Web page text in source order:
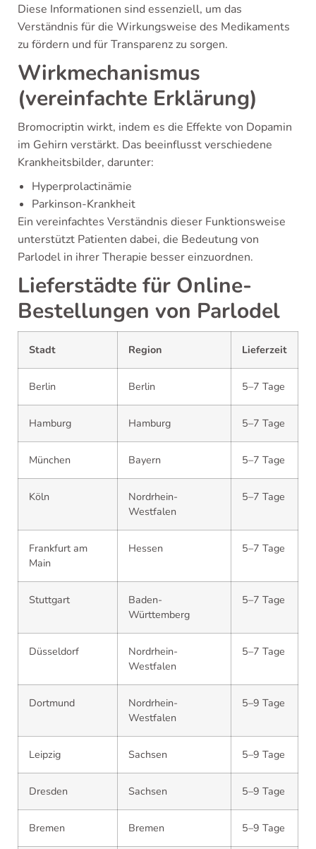
Diese Informationen sind essenziell, um das
Verständnis für die Wirkungsweise des Medikaments
zu fördern und für Transparenz zu sorgen.
Wirkmechanismus
(vereinfachte Erklärung)
Bromocriptin wirkt, indem es die Effekte von Dopamin
im Gehirn verstärkt. Das beeinflusst verschiedene
Krankheitsbilder, darunter:
Hyperprolactinämie
Parkinson-Krankheit
Ein vereinfachtes Verständnis dieser Funktionsweise
unterstützt Patienten dabei, die Bedeutung von
Parlodel in ihrer Therapie besser einzuordnen.
Lieferstädte für Online-
Bestellungen von Parlodel
Stadt Region Lieferzeit
Berlin Berlin 5–7 Tage
Hamburg Hamburg 5–7 Tage
München Bayern 5–7 Tage
Köln
Nordrhein-
Westfalen
5–7 Tage
Frankfurt am
Main
Hessen 5–7 Tage
Stuttgart
Baden-
Württemberg
5–7 Tage
Düsseldorf
Nordrhein-
Westfalen
5–7 Tage
Dortmund
Nordrhein-
Westfalen
5–9 Tage
Leipzig Sachsen 5–9 Tage
Dresden Sachsen 5–9 Tage
Bremen Bremen 5–9 Tage